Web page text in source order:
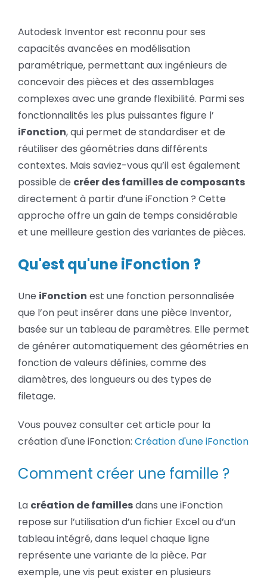
SOCIETE
Rechercher:
les
iFonctions
:
un
gain
de
temps
et
de
flexibilité
Autodesk Inventor est reconnu pour ses
capacités avancées en modélisation
paramétrique, permettant aux ingénieurs de
concevoir des pièces et des assemblages
complexes avec une grande flexibilité. Parmi ses
fonctionnalités les plus puissantes figure l’
iFonction, qui permet de standardiser et de
réutiliser des géométries dans différents
contextes. Mais saviez-vous qu’il est également
possible de créer des familles de composants
directement à partir d’une iFonction ? Cette
approche offre un gain de temps considérable
et une meilleure gestion des variantes de pièces.
Qu'est qu'une iFonction ?
Une iFonction est une fonction personnalisée
que l’on peut insérer dans une pièce Inventor,
basée sur un tableau de paramètres. Elle permet
de générer automatiquement des géométries en
fonction de valeurs définies, comme des
diamètres, des longueurs ou des types de
filetage.
Vous pouvez consulter cet article pour la
création d'une iFonction: Création d'une iFonction
Comment créer une famille ?
La création de famillesdans une iFonction
repose sur l’utilisation d’un fichier Excel ou d’un
tableau intégré, dans lequel chaque ligne
représente une variante de la pièce. Par
exemple, une vis peut exister en plusieurs